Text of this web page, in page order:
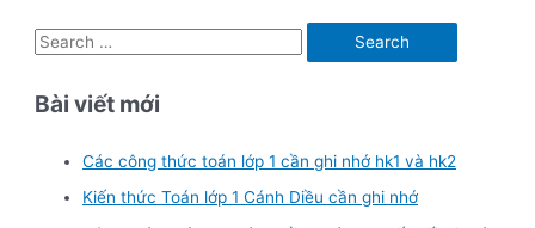
viết
S
a
Bài viết mới
Các công thức toán lớp 1 cần ghi nhớ hk1 và hk2
Kiến thức Toán lớp 1 Cánh Diều cần ghi nhớ